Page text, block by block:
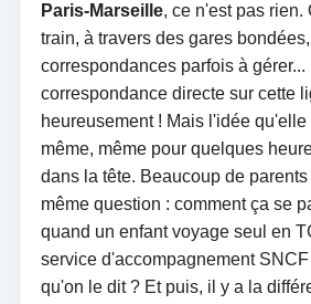
Paris-Marseille, ce n'est pas rien.
train, à travers des gares
correspondances parfois à
correspondance directe sur cette
heureusement ! Mais l'idée
même, même pour quelques
dans la tête. Beaucoup de
même question : comment ça se
quand un enfant voyage seul en
service d'accompagnement
qu'on le dit ? Et puis, il y a la